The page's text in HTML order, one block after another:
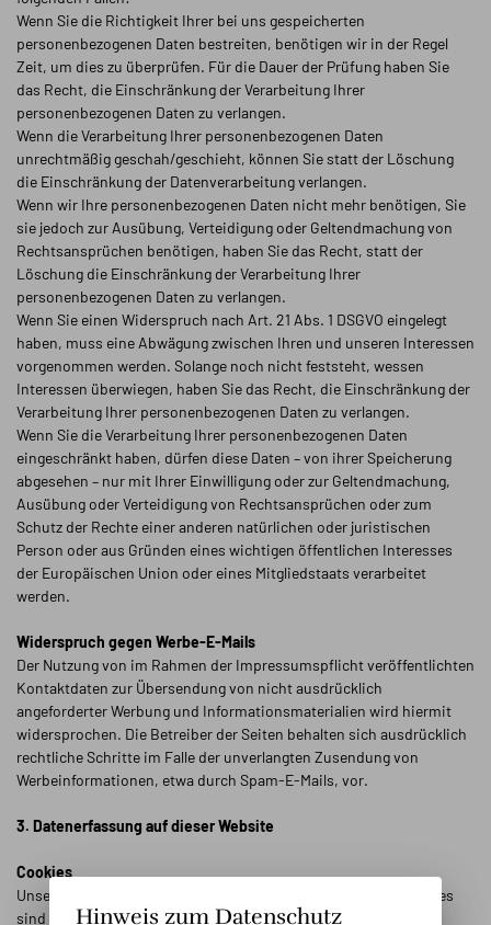
Wenn Sie die Richtigkeit Ihrer bei uns gespeicherten
personenbezogenen Daten bestreiten, benötigen wir in der Regel
Zeit, um dies zu überprüfen. Für die Dauer der Prüfung haben Sie
das Recht, die Einschränkung der Verarbeitung Ihrer
personenbezogenen Daten zu verlangen.
Wenn die Verarbeitung Ihrer personenbezogenen Daten
unrechtmäßig geschah/geschieht, können Sie statt der Löschung
die Einschränkung der Datenverarbeitung verlangen.
Wenn wir Ihre personenbezogenen Daten nicht mehr benötigen, Sie
sie jedoch zur Ausübung, Verteidigung oder Geltendmachung von
Rechtsansprüchen benötigen, haben Sie das Recht, statt der
Löschung die Einschränkung der Verarbeitung Ihrer
personenbezogenen Daten zu verlangen.
Wenn Sie einen Widerspruch nach Art. 21 Abs. 1 DSGVO eingelegt
haben, muss eine Abwägung zwischen Ihren und unseren Interessen
vorgenommen werden. Solange noch nicht feststeht, wessen
Interessen überwiegen, haben Sie das Recht, die Einschränkung der
Verarbeitung Ihrer personenbezogenen Daten zu verlangen.
Wenn Sie die Verarbeitung Ihrer personenbezogenen Daten
eingeschränkt haben, dürfen diese Daten – von ihrer Speicherung
abgesehen – nur mit Ihrer Einwilligung oder zur Geltendmachung,
Ausübung oder Verteidigung von Rechtsansprüchen oder zum
Schutz der Rechte einer anderen natürlichen oder juristischen
Person oder aus Gründen eines wichtigen öffentlichen Interesses
der Europäischen Union oder eines Mitgliedstaats verarbeitet
werden.
Widerspruch gegen Werbe-E-Mails
Der Nutzung von im Rahmen der Impressumspflicht veröffentlichten
Kontaktdaten zur Übersendung von nicht ausdrücklich
angeforderter Werbung und Informationsmaterialien wird hiermit
widersprochen. Die Betreiber der Seiten behalten sich ausdrücklich
rechtliche Schritte im Falle der unverlangten Zusendung von
Werbeinformationen, etwa durch Spam-E-Mails, vor.
3. Datenerfassung auf dieser Website
Cookies
Unsere Internetseiten verwenden so genannte „Cookies“. Cookies
sind kleine Textdateien und richten auf Ihrem Endgerät keinen
Hinweis zum Datenschutz